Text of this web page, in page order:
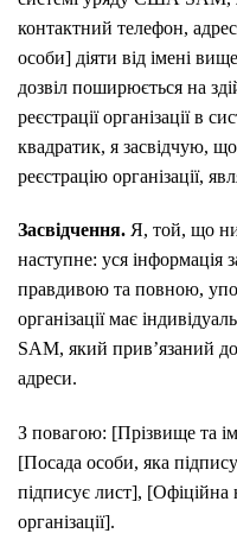
контактний телефон,
особи] діяти від імені
дозвіл поширюється на
реєстрації організації в
квадратик, я засвідчую,
реєстрацію організації,
Засвідчення. Я, той, що
наступне: уся інформація
правдивою та повною,
організації має
SAM, який прив’язаний
адреси.
З повагою: [Прізвище та
[Посада особи, яка
підписує лист], [Офіційна
організації].